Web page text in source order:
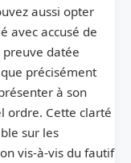
aussi opter
avec accusé de
datée
précisément
à son
ordre. Cette clarté
sur les
vis-à-vis du fautif